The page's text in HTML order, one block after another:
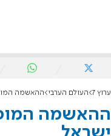
ערוץ 7 העולם הערבי ההאשמה
ההאשמה